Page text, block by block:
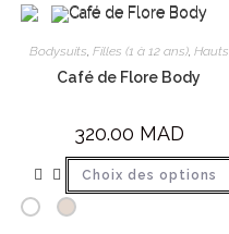
Bodysuits Filles (1 à 12 ans), Hauts
Café de Flore Body
320.00 MAD
Choix des options